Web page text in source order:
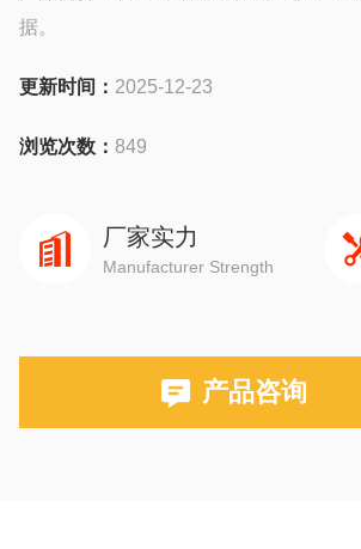
据。
更新时间： 2025-12-23
浏览次数： 849
厂家实力
Manufacturer Strength
产品咨询